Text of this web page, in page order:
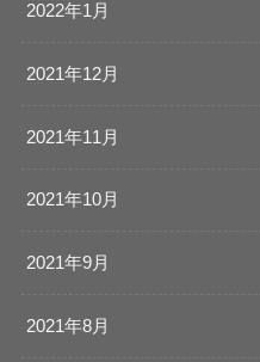
2022年1月
2021年12月
2021年11月
2021年10月
2021年9月
2021年8月